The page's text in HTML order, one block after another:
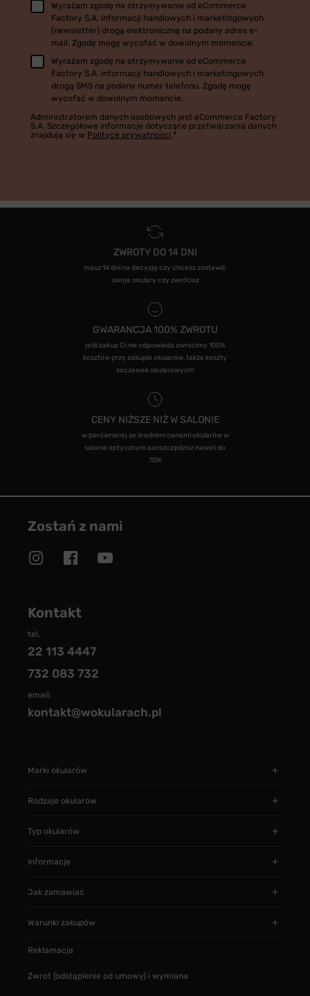
Wyrażam zgodę na otrzymywanie od eCommerce
Factory S.A. informacji handlowych i marketingowych
(newsletter) drogą elektroniczną na podany adres e-
mail. Zgodę mogę wycofać w dowolnym momencie.
Wyrażam zgodę na otrzymywanie od eCommerce
Factory S.A. informacji handlowych i marketingowych
drogą SMS na podany numer telefonu. Zgodę mogę
wycofać w dowolnym momencie.
Administratorem danych osobowych jest eCommerce Factory
S.A. Szczegółowe informacje dotyczące przetwarzania danych
znajdują się w Polityce prywatności.*
ZWROTY DO 14 DNI
masz 14 dni na decyzję czy chcesz zostawić
swoje okulary czy zwrócisz
GWARANCJA 100% ZWROTU
jeśli zakup Ci nie odpowiada zwrócimy 100%
kosztów przy zakupie okularów, także koszty
soczewek okularowych!
CENY NIŻSZE NIŻ W SALONIE
w porównaniu ze średnimi cenami okularów w
salonie optycznym zaoszczędzisz nawet do
70%
Zostań z nami
Kontakt
tel.
22 113 4447
732 083 732
email:
kontakt@wokularach.pl
Marki okularów
Rodzaje okularów
Typ okularów
Informacje
Jak zamawiać
Warunki zakupów
Reklamacja
Zwrot (odstąpienie od umowy) i wymiana